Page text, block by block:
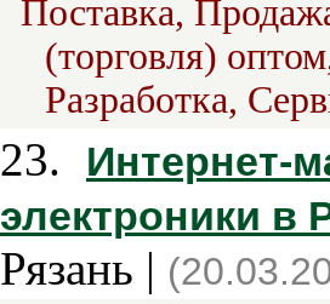
Поставка,
(торговля)
Разработка,
23.
Интернет-
электроники в
Рязань |